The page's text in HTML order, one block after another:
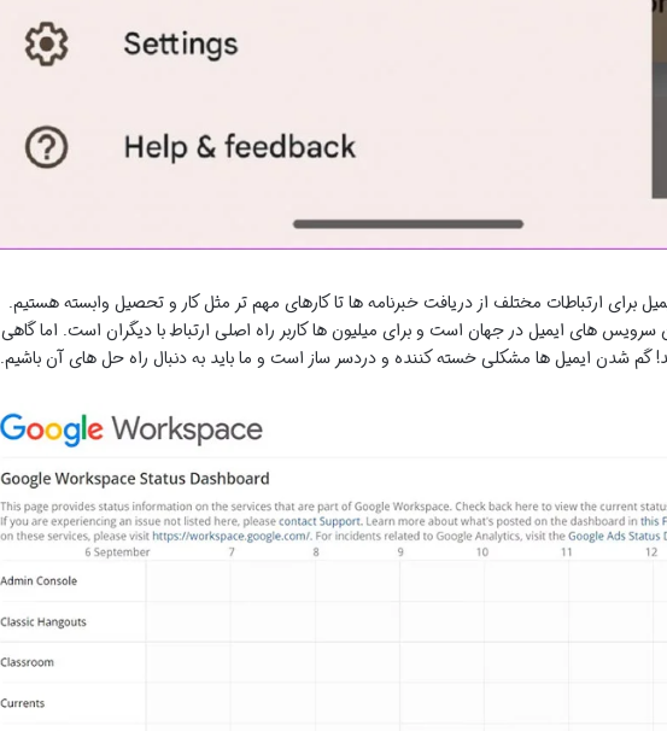
برای ارتباطات مختلف از دریافت خبرنامه ها تا کارهای مهم تر مثل کار و تحصیل وابسته هستیم.
سرویس های ایمیل در جهان است و برای میلیون ها کاربر راه اصلی ارتباط با دیگران است. اما گاهی
گم شدن ایمیل ها مشکلی خسته کننده و دردسر ساز است و ما باید به دنبال راه حل های آن باشیم.